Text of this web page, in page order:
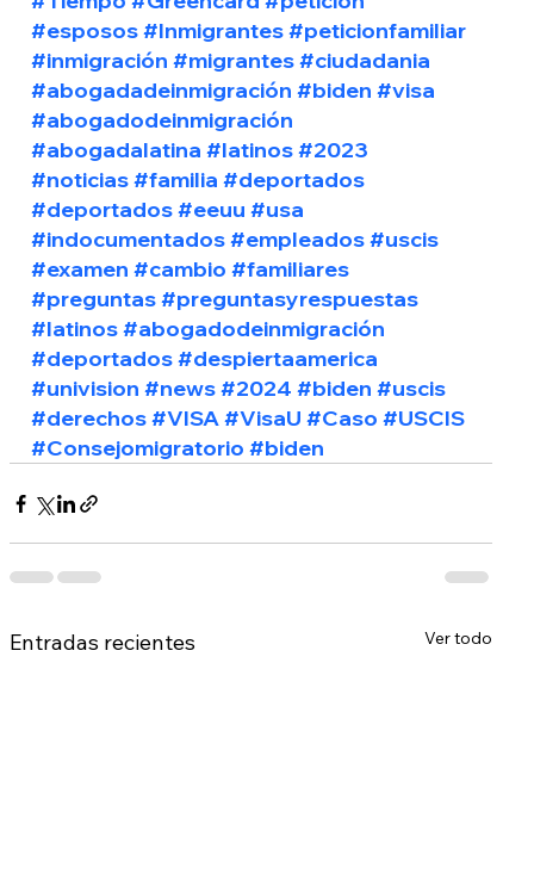
#esposos#Inmigrantes#peticionfamiliar
#inmigración #migrantes#ciudadania
#abogadadeinmigración #biden #visa
#abogadodeinmigración
#abogadalatina #latinos#2023
#noticias#familia #deportados
#deportados#eeuu #usa
#indocumentados#empleados#uscis
#examen #cambio #familiares
#preguntas#preguntasyrespuestas
#latinos#abogadodeinmigración
#deportados#despiertaamerica
#univision #news#2024 #biden #uscis
#derechos#VISA#VisaU #Caso #USCIS
#Consejomigratorio #biden
Entradas recientes Ver todo